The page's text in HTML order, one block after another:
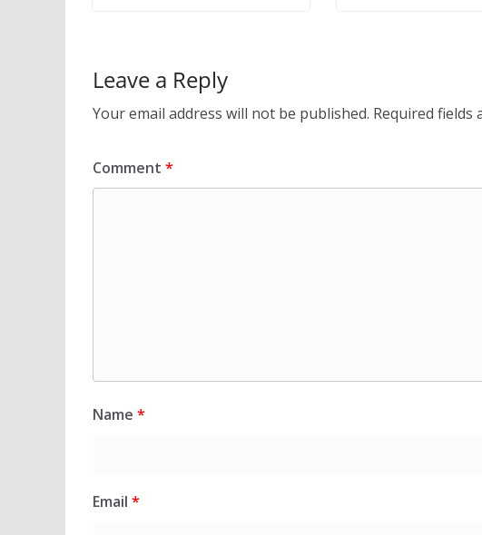
Leave a Reply
Your email address will not be published. Required fields
Comment *
Name *
Email *